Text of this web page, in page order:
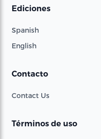
Ediciones
Spanish
English
Contacto
Contact Us
Términos de uso